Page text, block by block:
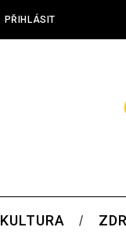
PŘIHLÁSIT
KULTURA